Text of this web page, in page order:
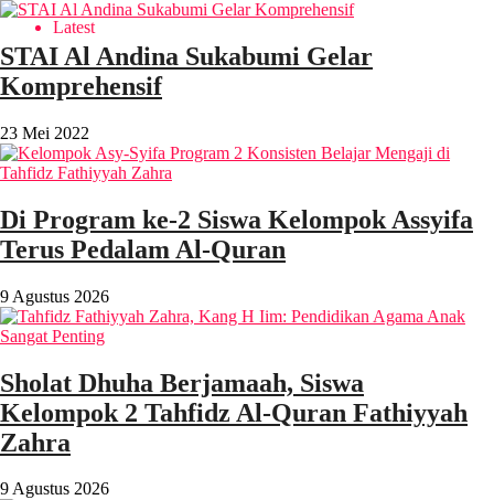
Latest
STAI Al Andina Sukabumi Gelar
Komprehensif
23 Mei 2022
Di Program ke-2 Siswa Kelompok Assyifa
Terus Pedalam Al-Quran
9 Agustus 2026
Sholat Dhuha Berjamaah, Siswa
Kelompok 2 Tahfidz Al-Quran Fathiyyah
Zahra
9 Agustus 2026